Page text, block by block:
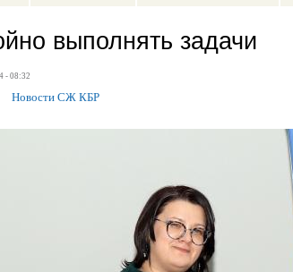
выполнять задачи
- 08:32
Новости СЖ КБР